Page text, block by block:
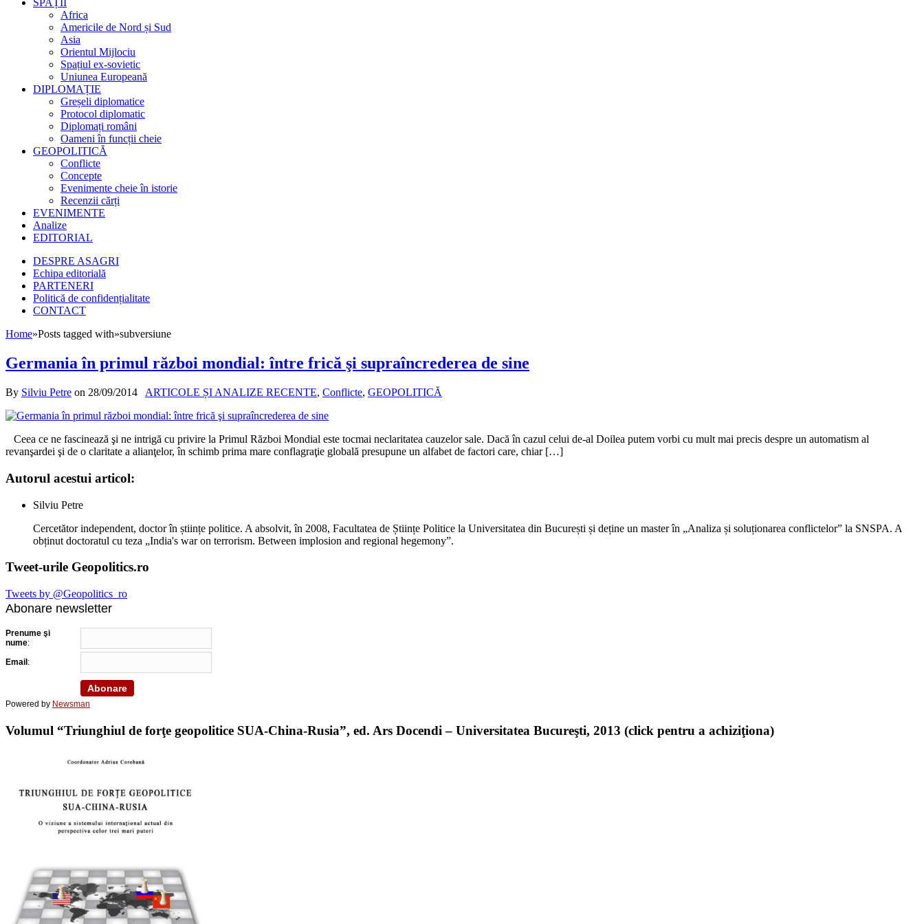
SPAȚII
Africa
Americile de Nord și Sud
Asia
Orientul Mijlociu
Spațiul ex-sovietic
Uniunea Europeană
DIPLOMAȚIE
Greșeli diplomatice
Protocol diplomatic
Diplomați români
Oameni în funcții cheie
GEOPOLITICĂ
Conflicte
Concepte
Evenimente cheie în istorie
Recenzii cărți
EVENIMENTE
Analize
EDITORIAL
DESPRE ASAGRI
Echipa editorială
PARTENERI
Politică de confidențialitate
CONTACT
Home»Posts tagged with»subversiune
Germania în primul război mondial: între frică şi supraîncrederea de sine
By Silviu Petre on 28/09/2014 ARTICOLE ȘI ANALIZE RECENTE, Conflicte, GEOPOLITICĂ
Ceea ce ne fascinează şi ne intrigă cu privire la Primul Război Mondial este tocmai neclaritatea cauzelor sale. Dacă în cazul celui de-al Doilea putem vorbi cu mult mai precis despre un automatism al
revanşardei şi de o claritate a alianţelor, în schimb prima mare conflagraţie globală presupune un alfabet de factori care, chiar […]
Autorul acestui articol:
Silviu Petre
Cercetător independent, doctor în științe politice. A absolvit, în 2008, Facultatea de Științe Politice la Universitatea din București și deține un master în „Analiza și soluționarea conflictelor” la SNSPA. A
obținut doctoratul cu teza „India's war on terrorism. Between implosion and regional hegemony”.
Tweet-urile Geopolitics.ro
Tweets by @Geopolitics_ro
Abonare newsletter
Prenume şi
nume:
Email :
Powered by Newsman
Volumul “Triunghiul de forţe geopolitice SUA-China-Rusia”, ed. Ars Docendi – Universitatea Bucureşti, 2013 (click pentru a achiziţiona)